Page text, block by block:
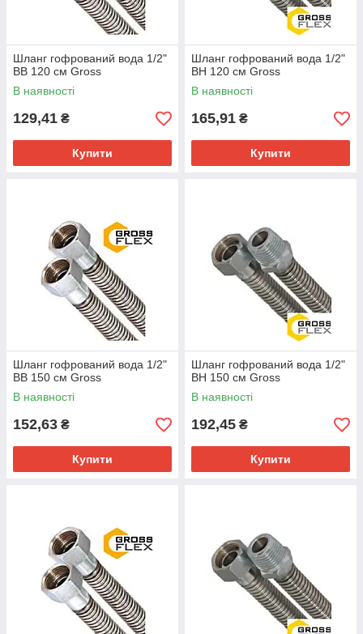
Шланг гофрований вода 1/2"
ВВ 120 см Gross
В наявності
129,41 ₴
Купити
Шланг гофрований вода 1/2"
ВН 120 см Gross
В наявності
165,91 ₴
Купити
Шланг гофрований вода 1/2"
ВВ 150 см Gross
В наявності
152,63 ₴
Купити
Шланг гофрований вода 1/2"
ВН 150 см Gross
В наявності
192,45 ₴
Купити